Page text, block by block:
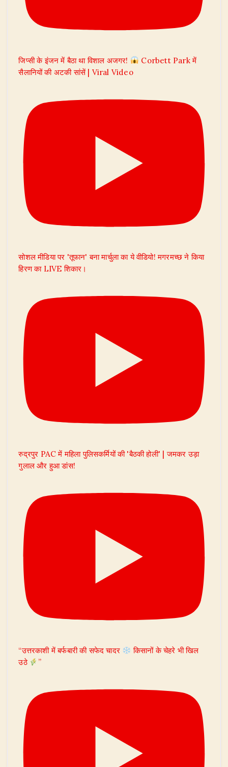
जिप्सी के इंजन में बैठा था विशाल अजगर!
Corbett Park में
सैलानियों की अटकी सांसें | Viral Video
सोशल मीडिया पर 'तूफान' बना मार्चुला का ये वीडियो! मगरमच्छ ने किया
हिरण का LIVE शिकार।
रुद्रपुर PAC में महिला पुलिसकर्मियों की 'बैठकी होली' | जमकर उड़ा
गुलाल और हुआ डांस!
“उत्तरकाशी में बर्फबारी की सफेद चादर
किसानों के चेहरे भी खिल
उठे
”